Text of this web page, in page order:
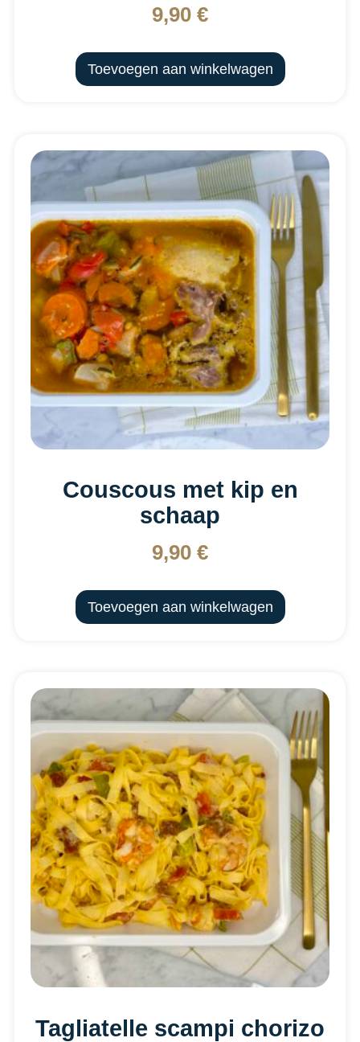
9,90 €
Toevoegen aan winkelwagen
Couscous met kip en
schaap
9,90 €
Toevoegen aan winkelwagen
Tagliatelle scampi chorizo